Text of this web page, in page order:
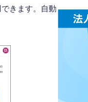
きます。自動